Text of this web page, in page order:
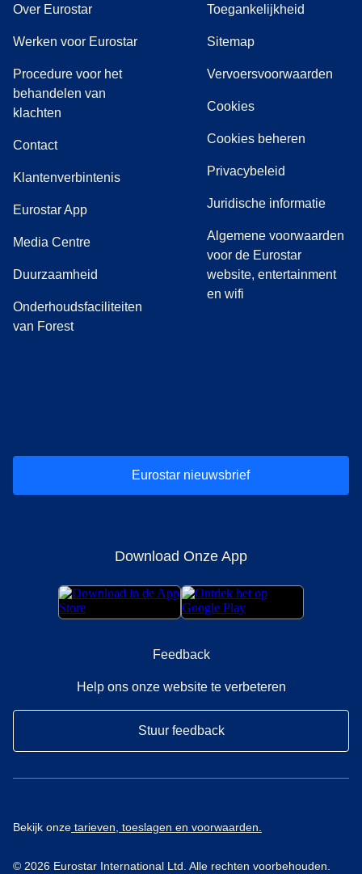
Over Eurostar
Werken voor Eurostar
Procedure voor het
behandelen van
klachten
Contact
Klantenverbintenis
Eurostar App
Media Centre( opent in een nieuwe tab)
Duurzaamheid
Onderhoudsfaciliteiten
van Forest
Toegankelijkheid
Sitemap
Vervoersvoorwaarden
Cookies
Cookies beheren
Privacybeleid
Juridische informatie
Algemene voorwaarden
voor de Eurostar
website, entertainment
en wifi
Eurostar nieuwsbrief
Download Onze App
Feedback
Help ons onze website te verbeteren
Stuur feedback
Bekijk onze tarieven, toeslagen en voorwaarden.
© 2026 Eurostar International Ltd. Alle rechten voorbehouden.